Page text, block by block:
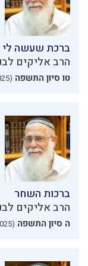
ברכת שעשה לי
הרב אליקים
טו סיון התשפה (11.06.2025)
ברכות השחר
הרב אליקים
ה סיון התשפה (01.06.2025)